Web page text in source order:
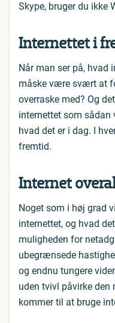
Skype, bruger du ikke
Internettet i
Når man ser på, hvad
måske være svært at
overraske med? Og
internettet som
hvad det er i dag. I
fremtid.
Internet
Noget som i høj grad
internettet, og hvad
muligheden for
ubegrænsede
og endnu tungere
uden tvivl påvirke den
kommer til at bruge